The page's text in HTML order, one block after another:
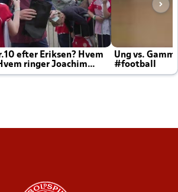
efter Eriksen? Hvem
ringer Joachim
Ung vs.
#football